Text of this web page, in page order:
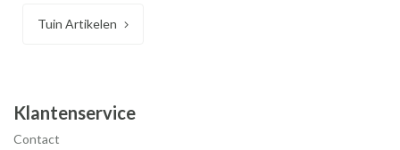
Tuin Artikelen
Klantenservice
Contact